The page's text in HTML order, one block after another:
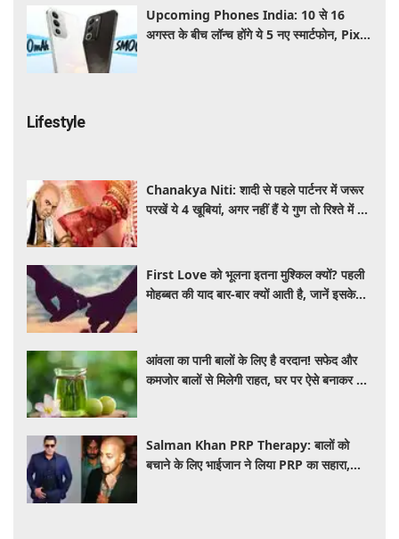
Upcoming Phones India: 10 से 16
अगस्त के बीच लॉन्च होंगे ये 5 नए स्मार्टफोन, Pixel
Lifestyle
Chanakya Niti: शादी से पहले पार्टनर में जरूर
परखें ये 4 खूबियां, अगर नहीं हैं ये गुण तो रिश्ते में बढ़
First Love को भूलना इतना मुश्किल क्यों? पहली
मोहब्बत की याद बार-बार क्यों आती है, जानें इसके
आंवला का पानी बालों के लिए है वरदान! सफेद और
कमजोर बालों से मिलेगी राहत, घर पर ऐसे बनाकर करें
Salman Khan PRP Therapy: बालों को
बचाने के लिए भाईजान ने लिया PRP का सहारा,